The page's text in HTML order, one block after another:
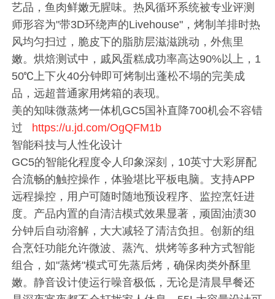
艺品，鱼肉鲜嫩无腥味。热风循环系统被专业评测
师形容为"带3D环绕声的Livehouse"，烤制羊排时热
风均匀扫过，脆皮下的脂肪层滋滋跳动，外焦里
嫩。烘焙测试中，戚风蛋糕成功率高达90%以上，1
50℃上下火40分钟即可烤制出蓬松不塌的完美成
品，远超普通家用烤箱的表现。
美的知味微蒸烤一体机GC5国补直降700机会不容错
过 https://u.jd.com/OgQFM1b
智能科技与人性化设计
GC5的智能化程度令人印象深刻，10英寸大彩屏配
合流畅的触控操作，体验堪比平板电脑。支持APP
远程操控，用户可随时随地预设程序、监控烹饪进
度。产品内置的自清洁模式效果显著，顽固油渍30
分钟后自动溶解，大大减轻了清洁负担。创新的组
合烹饪功能允许微波、蒸汽、烘烤等多种方式智能
组合，如"蒸烤"模式可先蒸后烤，确保肉类外酥里
嫩。静音设计使运行噪音极低，无论是清晨早餐还